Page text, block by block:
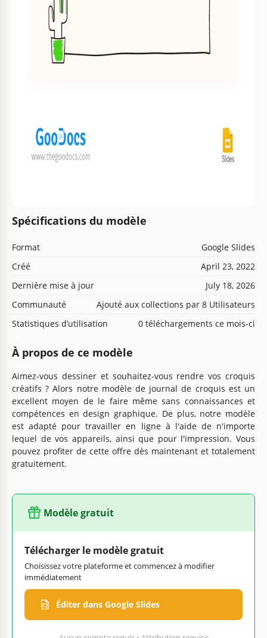
Spécifications du modèle
Format
Google Slides
Créé
April 23, 2022
Dernière mise à jour
July 18, 2026
Communauté
Ajouté aux collections par 8 Utilisateurs
Statistiques d’utilisation
0 téléchargements ce mois-ci
À propos de ce modèle
Aimez-vous dessiner et souhaitez-vous rendre vos croquis
créatifs ? Alors notre modèle de journal de croquis est un
excellent moyen de le faire même sans connaissances et
compétences en design graphique. De plus, notre modèle
est adapté pour travailler en ligne à l'aide de n'importe
lequel de vos appareils, ainsi que pour l'impression. Vous
pouvez profiter de cette offre dès maintenant et totalement
gratuitement.
Modèle gratuit
Télécharger le modèle gratuit
Choisissez votre plateforme et commencez à modifier
immédiatement
Éditer dans Google Slides